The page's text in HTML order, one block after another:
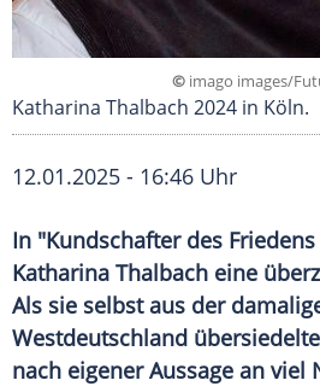
© imago images/
Katharina Thalbach 2024 in Köln.
12.01.2025 - 16:46 Uhr
In "Kundschafter des
Katharina Thalbach eine
Als sie selbst aus der
Westdeutschland
nach eigener Aussage an viel